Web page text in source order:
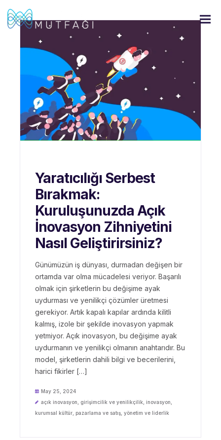
Yaratıcılığı Serbest
Bırakmak:
Kuruluşunuzda Açık
İnovasyon Zihniyetini
Nasıl Geliştirirsiniz?
Günümüzün iş dünyası, durmadan değişen bir
ortamda var olma mücadelesi veriyor. Başarılı
olmak için şirketlerin bu değişime ayak
uydurması ve yenilikçi çözümler üretmesi
gerekiyor. Artık kapalı kapılar ardında kilitli
kalmış, izole bir şekilde inovasyon yapmak
yetmiyor. Açık inovasyon, bu değişime ayak
uydurmanın ve yenilikçi olmanın anahtarıdır. Bu
model, şirketlerin dahili bilgi ve becerilerini,
harici fikirler […]
May 25, 2024
açık inovasyon
girişimcilik ve yenilikçilik inovasyon
kurumsal kültür pazarlama ve satış yönetim ve liderlik